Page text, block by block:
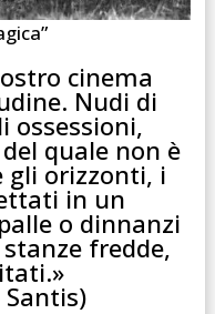
cinema
Nudi di
ossessioni,
quale non è
gli orizzonti, i
in un
o dinnanzi
fredde,
Santis)